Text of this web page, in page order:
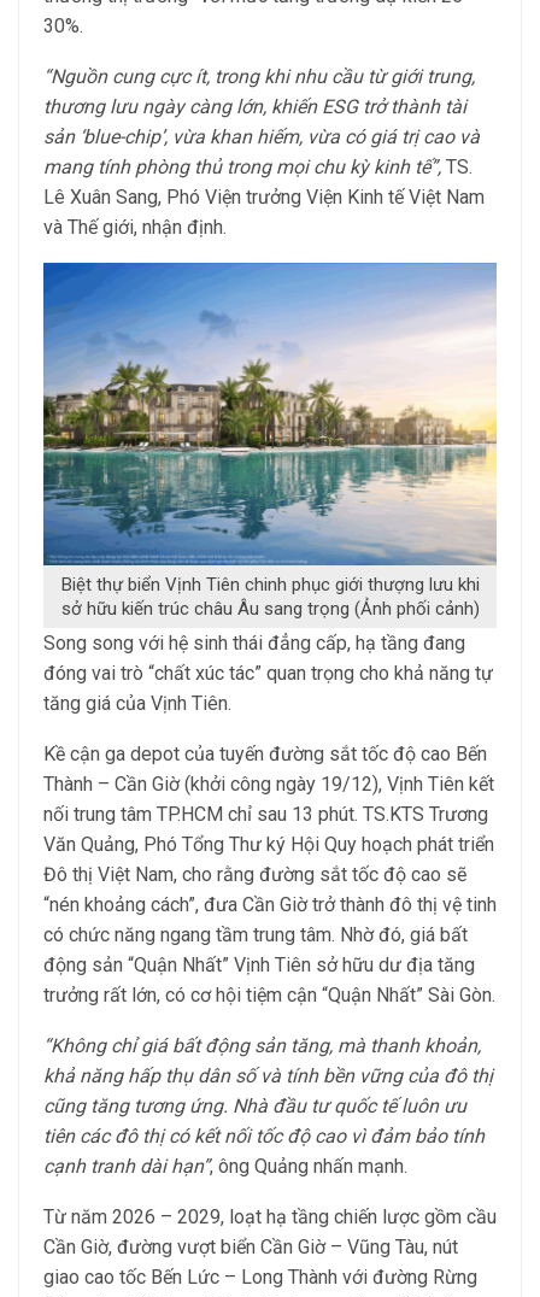
30%.
“Nguồn cung cực ít, trong khi nhu cầu từ giới trung,
thương lưu ngày càng lớn, khiến ESG trở thành tài
sản ‘blue-chip’, vừa khan hiếm, vừa có giá trị cao và
mang tính phòng thủ trong mọi chu kỳ kinh tế”, TS.
Lê Xuân Sang, Phó Viện trưởng Viện Kinh tế Việt Nam
và Thế giới, nhận định.
Biệt thự biển Vịnh Tiên chinh phục giới thượng lưu khi
sở hữu kiến trúc châu Âu sang trọng (Ảnh phối cảnh)
Song song với hệ sinh thái đẳng cấp, hạ tầng đang
đóng vai trò “chất xúc tác” quan trọng cho khả năng tự
tăng giá của Vịnh Tiên.
Kề cận ga depot của tuyến đường sắt tốc độ cao Bến
Thành – Cần Giờ (khởi công ngày 19/12), Vịnh Tiên kết
nối trung tâm TP.HCM chỉ sau 13 phút. TS.KTS Trương
Văn Quảng, Phó Tổng Thư ký Hội Quy hoạch phát triển
Đô thị Việt Nam, cho rằng đường sắt tốc độ cao sẽ
“nén khoảng cách”, đưa Cần Giờ trở thành đô thị vệ tinh
có chức năng ngang tầm trung tâm. Nhờ đó, giá bất
động sản “Quận Nhất” Vịnh Tiên sở hữu dư địa tăng
trưởng rất lớn, có cơ hội tiệm cận “Quận Nhất” Sài Gòn.
“Không chỉ giá bất động sản tăng, mà thanh khoản,
khả năng hấp thụ dân số và tính bền vững của đô thị
cũng tăng tương ứng. Nhà đầu tư quốc tế luôn ưu
tiên các đô thị có kết nối tốc độ cao vì đảm bảo tính
cạnh tranh dài hạn”, ông Quảng nhấn mạnh.
Từ năm 2026 – 2029, loạt hạ tầng chiến lược gồm cầu
Cần Giờ, đường vượt biển Cần Giờ – Vũng Tàu, nút
giao cao tốc Bến Lức – Long Thành với đường Rừng